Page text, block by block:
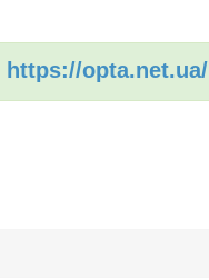
https://opta.net.ua/